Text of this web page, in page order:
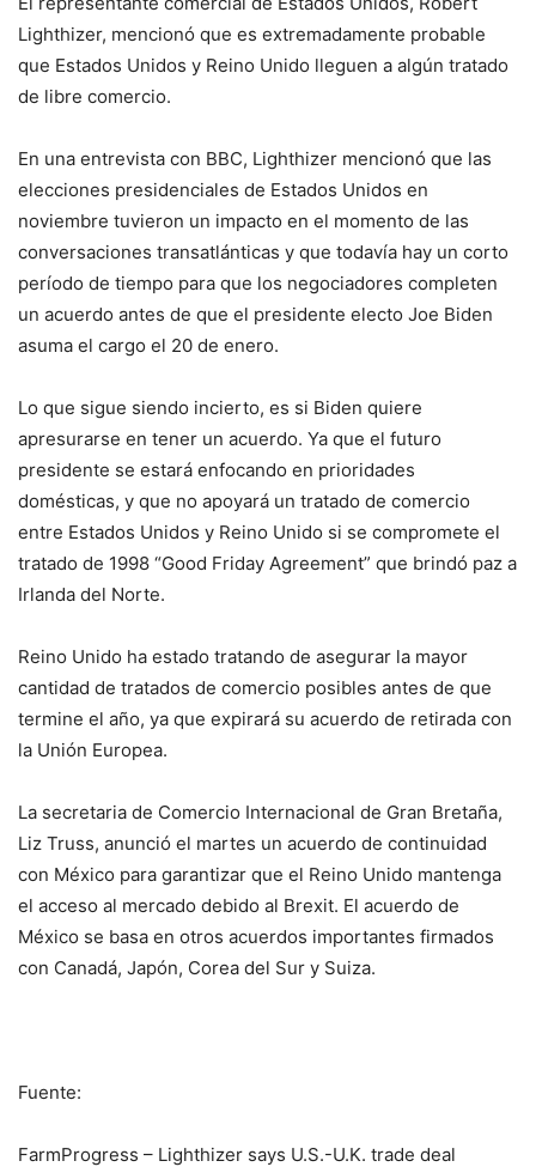
Lighthizer, mencionó que es extremadamente probable
que Estados Unidos y Reino Unido lleguen a algún tratado
de libre comercio.
En una entrevista con BBC, Lighthizer mencionó que las
elecciones presidenciales de Estados Unidos en
noviembre tuvieron un impacto en el momento de las
conversaciones transatlánticas y que todavía hay un corto
período de tiempo para que los negociadores completen
un acuerdo antes de que el presidente electo Joe Biden
asuma el cargo el 20 de enero.
Lo que sigue siendo incierto, es si Biden quiere
apresurarse en tener un acuerdo. Ya que el futuro
presidente se estará enfocando en prioridades
domésticas, y que no apoyará un tratado de comercio
entre Estados Unidos y Reino Unido si se compromete el
tratado de 1998 “Good Friday Agreement” que brindó paz a
Irlanda del Norte.
Reino Unido ha estado tratando de asegurar la mayor
cantidad de tratados de comercio posibles antes de que
termine el año, ya que expirará su acuerdo de retirada con
la Unión Europea.
La secretaria de Comercio Internacional de Gran Bretaña,
Liz Truss, anunció el martes un acuerdo de continuidad
con México para garantizar que el Reino Unido mantenga
el acceso al mercado debido al Brexit. El acuerdo de
México se basa en otros acuerdos importantes firmados
con Canadá, Japón, Corea del Sur y Suiza.
Fuente:
FarmProgress – Lighthizer says U.S.-U.K. trade deal